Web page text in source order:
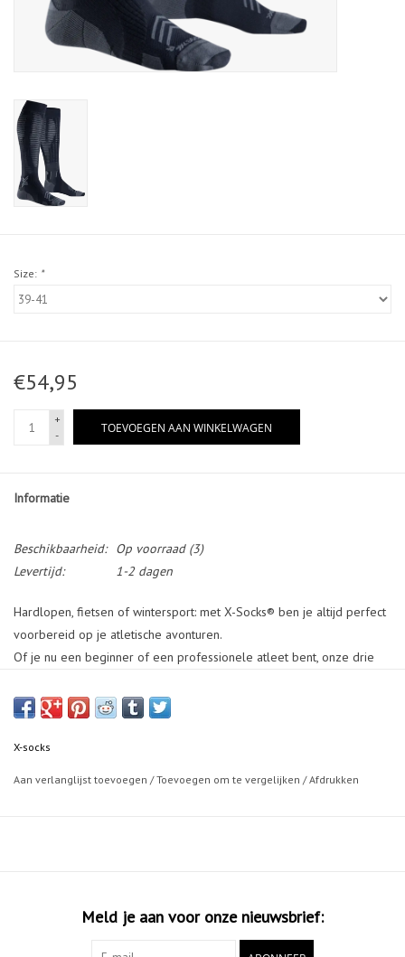
Size: *
€54,95
+
-
TOEVOEGEN AAN WINKELWAGEN
Informatie
Beschikbaarheid: Op voorraad(3)
Levertijd:
1-2 dagen
Hardlopen, fietsen of wintersport: met X-Socks® ben je altijd perfect
voorbereid op je atletische avonturen.
Of je nu een beginner of een professionele atleet bent, onze drie
ondersteuning voor elk niveau en voor elk type sport.
ONTDEK - PRESTEER - EXPERT
technologieën en materialen die beschikbaar zijn, waardoor u de
ultieme ondersteuning voor uw sport krijgt. Je voelt het verschil bij
X-socks
Aan verlanglijst toevoegen /Toevoegen om te vergelijken /Afdrukken
Meld je aan voor onze nieuwsbrief: